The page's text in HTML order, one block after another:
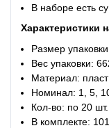
В наборе есть
Характеристики
Размер
Вес упаковки:
Материал:
Номинал: 1, 5,
Кол-во: по 20
В комплекте: